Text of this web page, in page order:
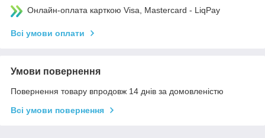
Онлайн-оплата карткою Visa, Mastercard - LiqPay
Всі умови оплати
Умови повернення
Повернення товару впродовж 14 днів за домовленістю
Всі умови повернення